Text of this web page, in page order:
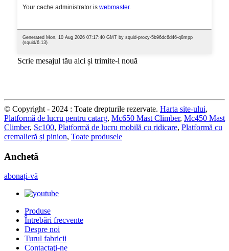
Scrie mesajul tău aici și trimite-l nouă
© Copyright - 2024 : Toate drepturile rezervate. Harta site-ului,
Platformă de lucru pentru catarg, Mc650 Mast Climber, Mc450 Mast
Climber, Sc100, Platformă de lucru mobilă cu ridicare, Platformă cu
cremalieră și pinion, Toate produsele
Anchetă
abonați-vă
Produse
Întrebări frecvente
Despre noi
Turul fabricii
Contactaţi-ne